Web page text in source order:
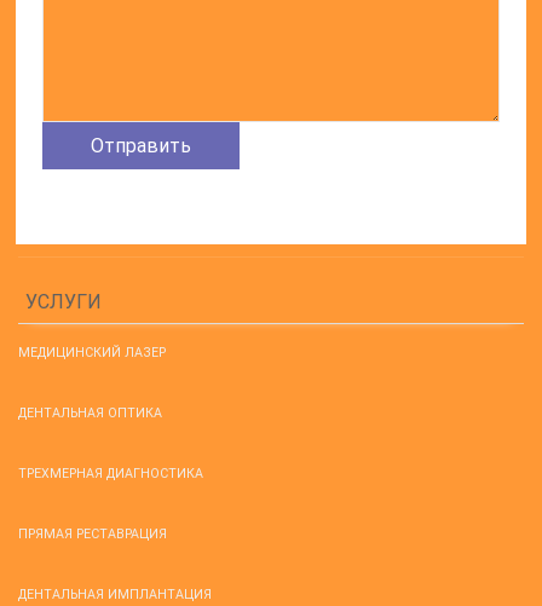
УСЛУГИ
МЕДИЦИНСКИЙ ЛАЗЕР
ДЕНТАЛЬНАЯ ОПТИКА
ТРЕХМЕРНАЯ ДИАГНОСТИКА
ПРЯМАЯ РЕСТАВРАЦИЯ
ДЕНТАЛЬНАЯ ИМПЛАНТАЦИЯ